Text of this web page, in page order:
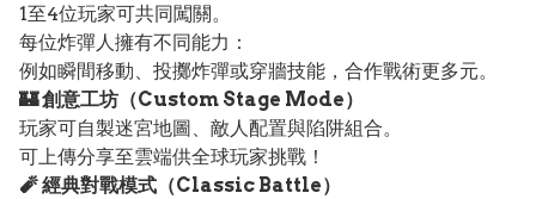
1至4位玩家可共同闖關。
每位炸彈人擁有不同能力：
例如瞬間移動、投擲炸彈或穿牆技能，合作戰術更多元。
🏰 創意工坊（Custom Stage Mode）
玩家可自製迷宮地圖、敵人配置與陷阱組合。
可上傳分享至雲端供全球玩家挑戰！
🧨 經典對戰模式（Classic Battle）